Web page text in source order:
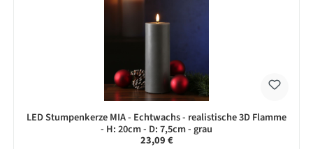
LED Stumpenkerze MIA - Echtwachs - realistische 3D Flamme
- H: 20cm - D: 7,5cm - grau
Regulärer Preis:
23,09 €